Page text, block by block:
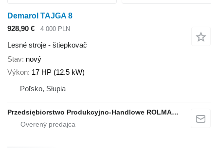
Demarol TAJGA 8
928,90 €
4 000 PLN
Lesné stroje - štiepkovač
Stav nový
Výkon 17 HP (12.5 kW)
Poľsko, Słupia
Przedsiębiorstwo Produkcyjno-Handlowe ROLMAPOL Marcin Dziekan